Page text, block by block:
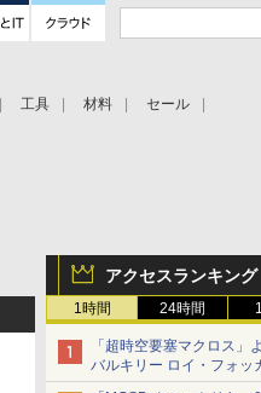
工具 材料 セール
アクセスランキング
1時間 24時間
「超時空要塞マクロス」
バルキリー ロイ・フォッ
バルVer.」本日発売！